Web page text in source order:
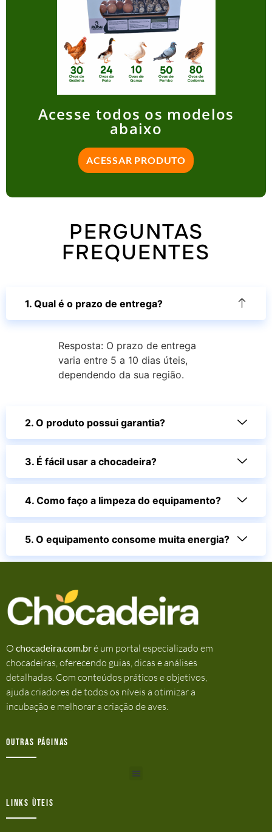
Acesse todos os modelos
abaixo
ACESSAR PRODUTO
PERGUNTAS
FREQUENTES
1. Qual é o prazo de entrega?
Resposta: O prazo de entrega
varia entre 5 a 10 dias úteis,
dependendo da sua região.
2. O produto possui garantia?
3. É fácil usar a chocadeira?
4. Como faço a limpeza do equipamento?
5. O equipamento consome muita energia?
O chocadeira.com.bré um portal especializado em
chocadeiras, oferecendo guias, dicas e análises
detalhadas. Com conteúdos práticos e objetivos,
ajuda criadores de todos os níveis a otimizar a
incubação e melhorar a criação de aves.
Outras Páginas
Links ùteis